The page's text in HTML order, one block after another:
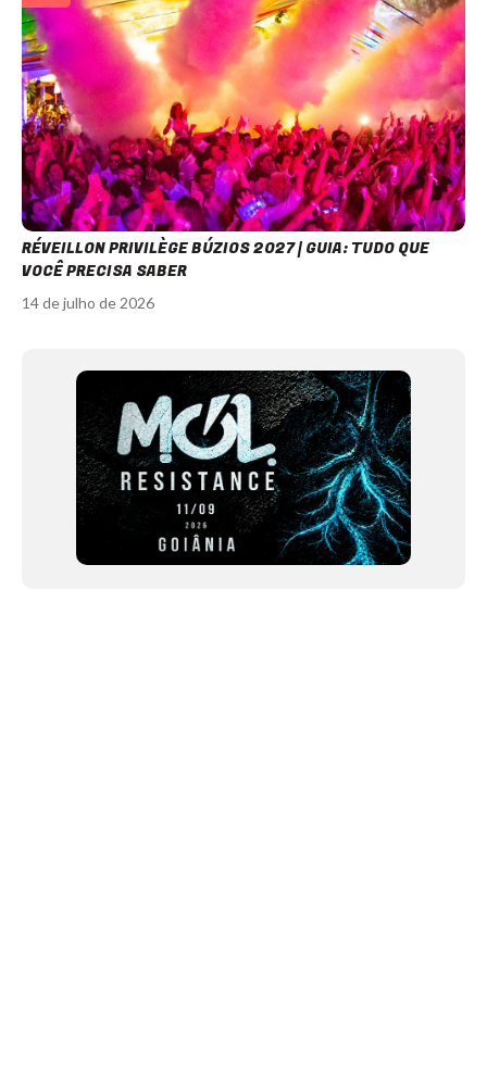
RÉVEILLON PRIVILÈGE BÚZIOS 2027 | GUIA: TUDO QUE
VOCÊ PRECISA SABER
14 de julho de 2026